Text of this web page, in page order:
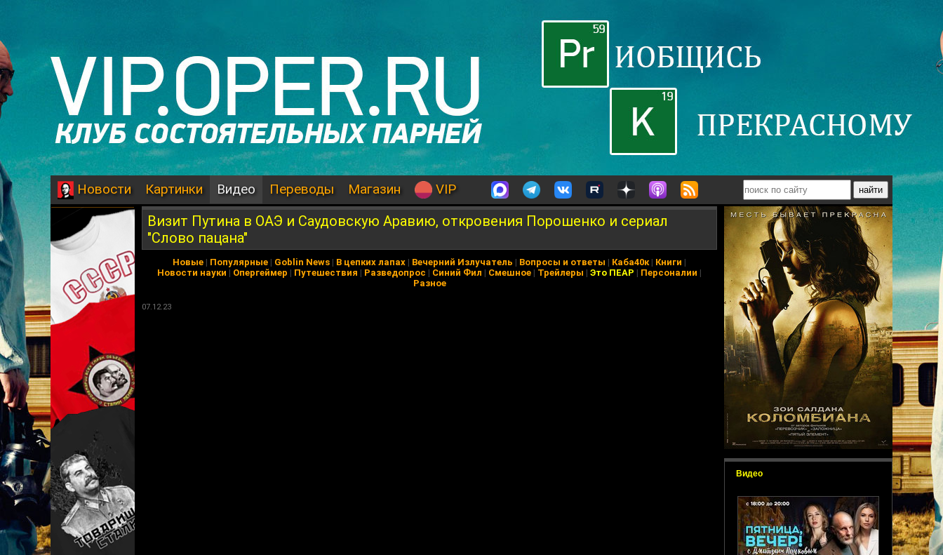
Новости Картинки Видео Переводы Магазин VIP
Видео
Визит Путина в ОАЭ и Саудовскую Аравию, откровения Порошенко и сериал
"Слово пацана"
Новые | Популярные | Goblin News | В цепких лапах | Вечерний Излучатель | Вопросы и ответы | Каба40к| Книги |
Новости науки | Опергеймер | Путешествия | Разведопрос | Синий Фил | Смешное | Трейлеры | Это ПЕАР | Персоналии |
Разное
07.12.23